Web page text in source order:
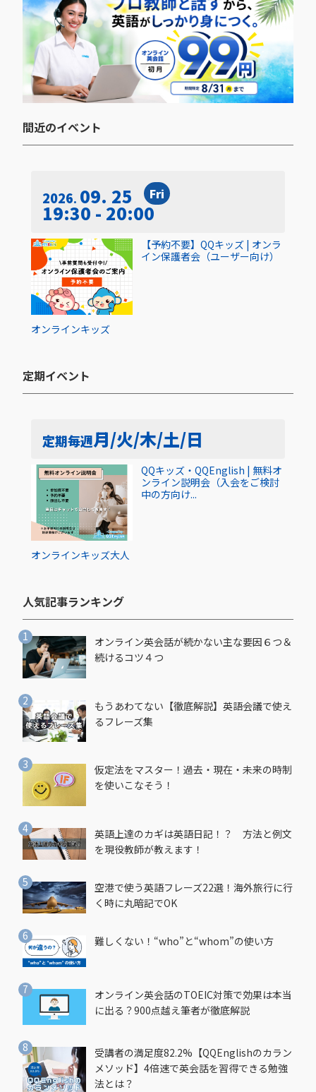
間近のイベント​
2026 09. 25 Fri
19:30 - 20:00
オンラインキッズ
【予約不要】QQキッズ | オンラ
イン保護者会（ユーザー向け）
定期イベント​
定期毎週月/火/木/土/日
オンラインキッズ大人
QQキッズ・QQEnglish | 無料オ
ンライン説明会（入会をご検討
中の方向け...
人気記事ランキング​
オンライン英会話が続かない主な要因６つ＆
続けるコツ４つ
もうあわてない【徹底解説】英語会議で使え
るフレーズ集
仮定法をマスター！過去・現在・未来の時制
を使いこなそう！
英語上達のカギは英語日記！？ 方法と例文
を現役教師が教えます！
空港で使う英語フレーズ22選！海外旅行に行
く時に丸暗記でOK
難しくない！“who”と“whom”の使い方
オンライン英会話のTOEIC対策で効果は本当
に出る？900点越え筆者が徹底解説
受講者の満足度82.2%【QQEnglishのカラン
メソッド】4倍速で英会話を習得できる勉強
法とは？